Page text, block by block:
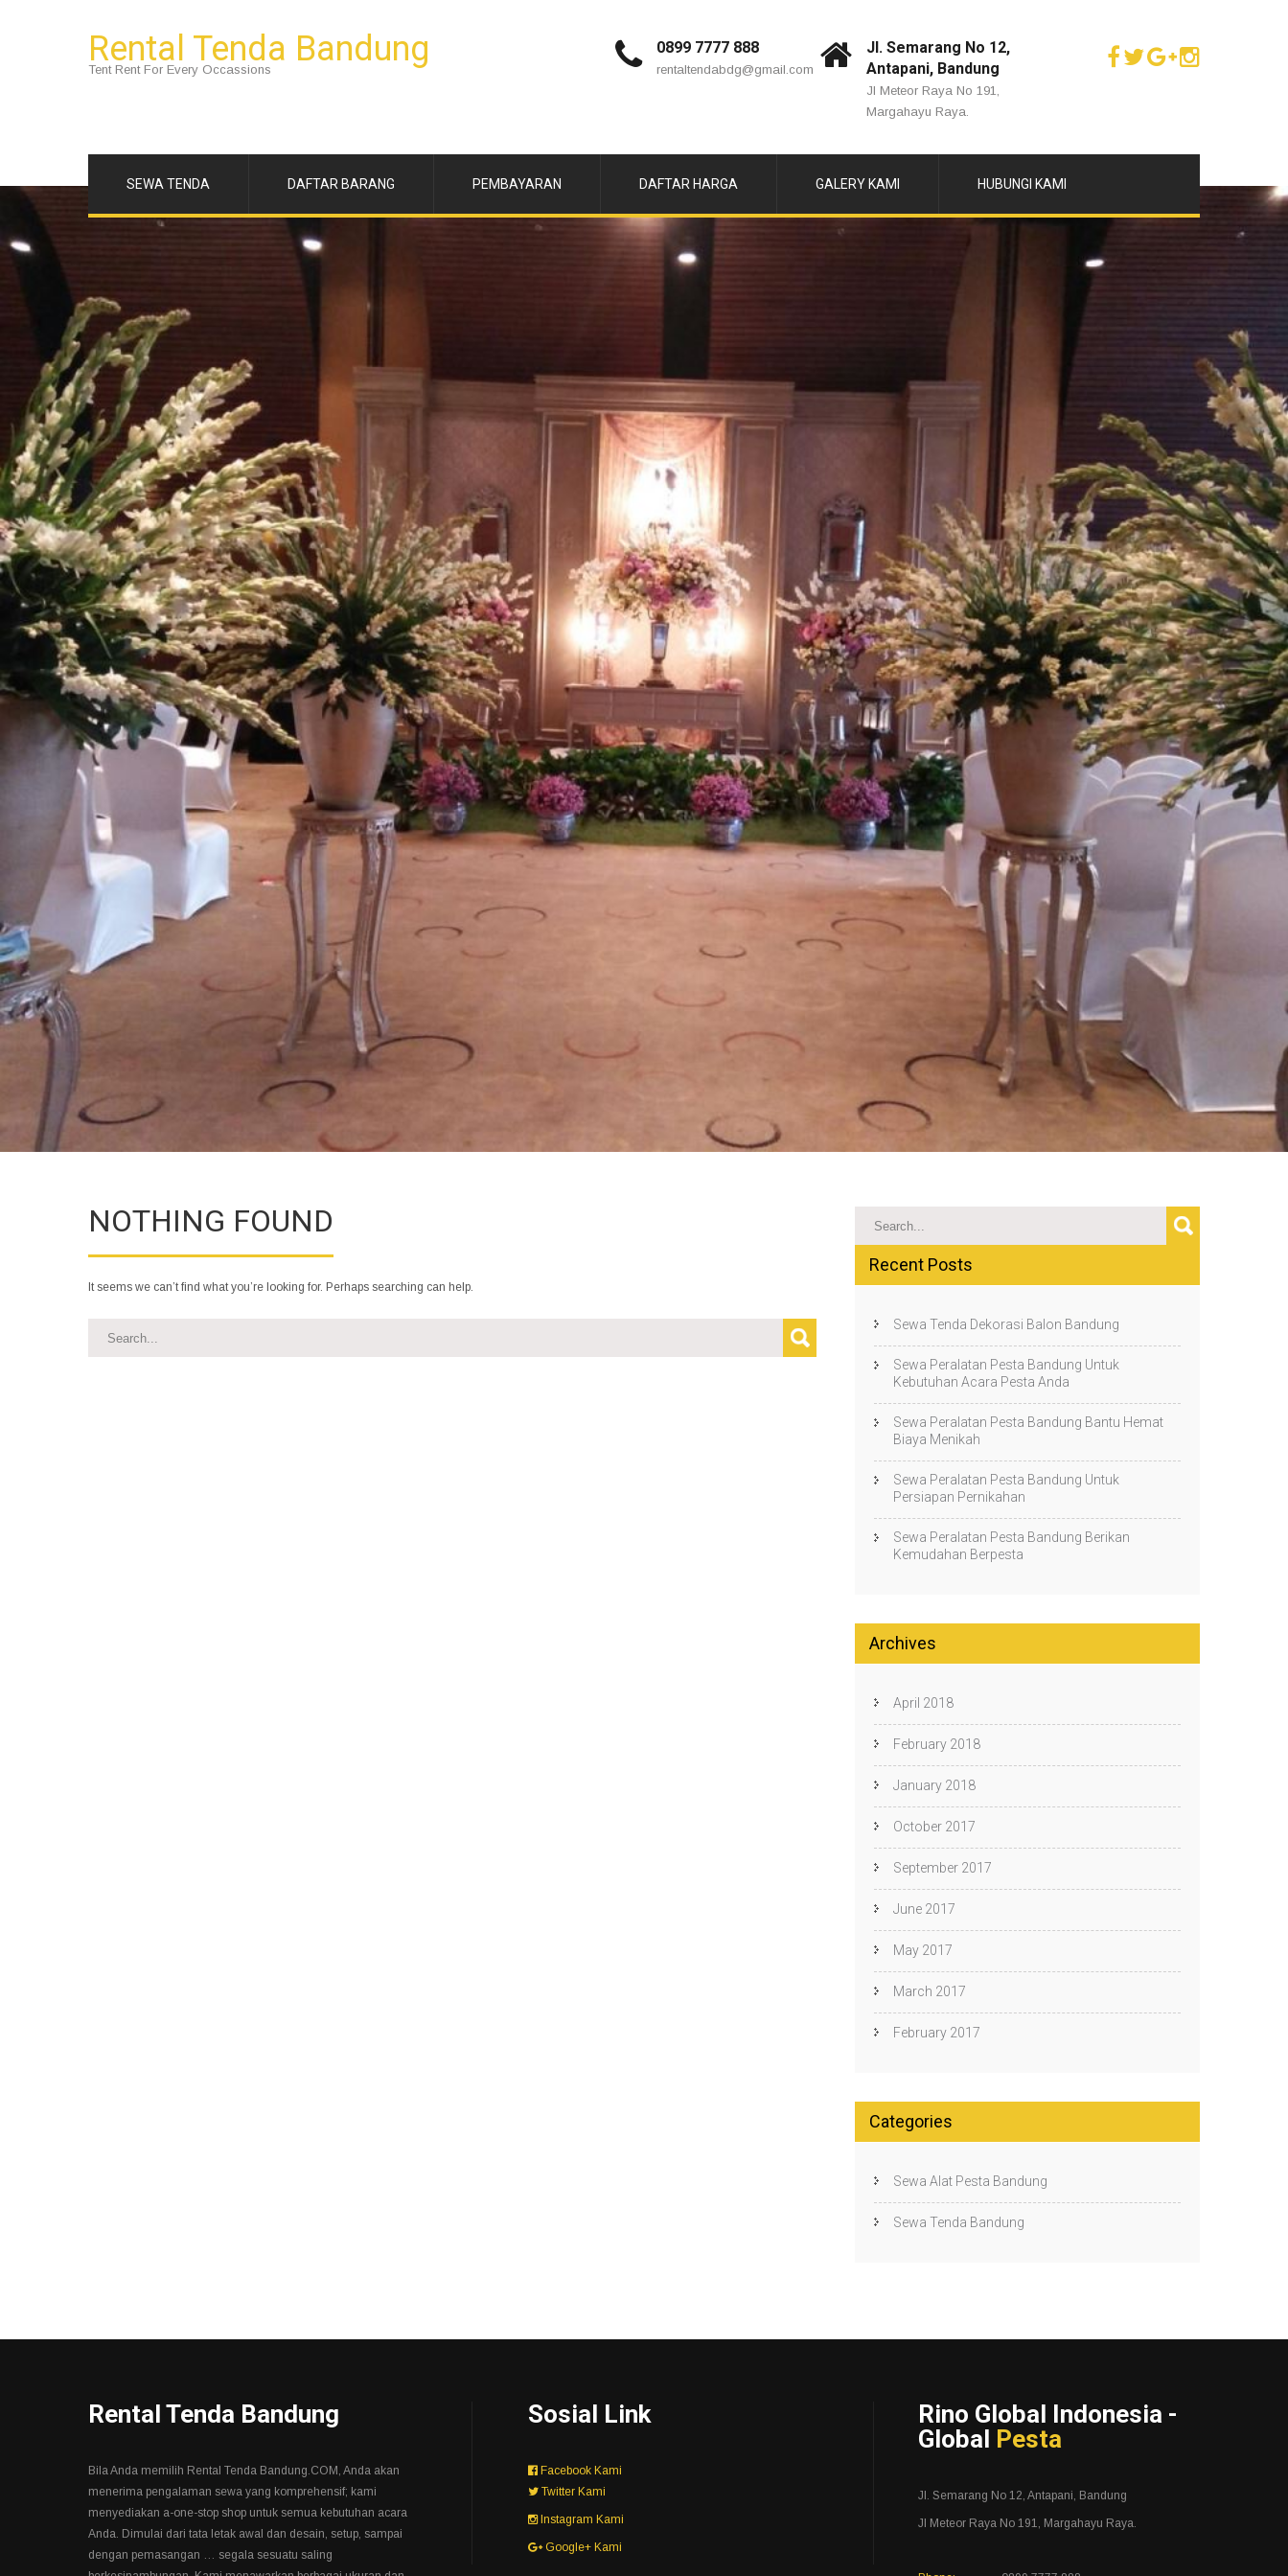
Rental Tenda Bandung
Tent Rent For Every Occassions
0899 7777 888
rentaltendabdg@gmail.com
Jl. Semarang No 12,
Antapani, Bandung
Jl Meteor Raya No 191,
Margahayu Raya.
SEWA TENDA DAFTAR BARANG PEMBAYARAN DAFTAR HARGA GALERY KAMI HUBUNGI KAMI
NOTHING FOUND
It seems we can’t find what you’re looking for. Perhaps searching can help.
Recent Posts
Sewa Tenda Dekorasi Balon Bandung
Sewa Peralatan Pesta Bandung Untuk
Kebutuhan Acara Pesta Anda
Sewa Peralatan Pesta Bandung Bantu Hemat
Biaya Menikah
Sewa Peralatan Pesta Bandung Untuk
Persiapan Pernikahan
Sewa Peralatan Pesta Bandung Berikan
Kemudahan Berpesta
Archives
April 2018
February 2018
January 2018
October 2017
September 2017
June 2017
May 2017
March 2017
February 2017
Categories
Sewa Alat Pesta Bandung
Sewa Tenda Bandung
Rental Tenda Bandung
Bila Anda memilih Rental Tenda Bandung.COM, Anda akan
menerima pengalaman sewa yang komprehensif; kami
menyediakan a-one-stop shop untuk semua kebutuhan acara
Anda. Dimulai dari tata letak awal dan desain, setup, sampai
dengan pemasangan … segala sesuatu saling
Sosial Link
Facebook Kami
Twitter Kami
Instagram Kami
Google+ Kami
Rino Global Indonesia -
Global Pesta
Jl. Semarang No 12, Antapani, Bandung
Jl Meteor Raya No 191, Margahayu Raya.